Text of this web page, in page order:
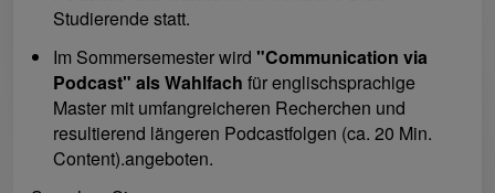
Studierende statt.
Im Sommersemester wird "Communication via
Podcast" als Wahlfach für englischsprachige
Master mit umfangreicheren Recherchen und
resultierend längeren Podcastfolgen (ca. 20 Min.
Content).angeboten.